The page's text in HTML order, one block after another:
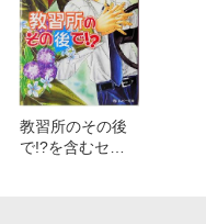
教習所のその後
で!?を含むセッ